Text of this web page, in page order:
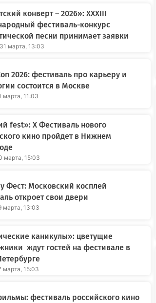
конверт – 2026»: XXXIII
фестиваль-конкурс
песни принимает заявки
марта, 13:03
2026: фестиваль про карьеру и
состоится в Москве
марта, 11:03
fest»: X Фестиваль нового
кино пройдет в Нижнем
марта, 15:03
Фест: Московский косплей
откроет свои двери
марта, 13:03
каникулы»: цветущие
ждут гостей на фестивале в
марта, 15:03
фестиваль российского кино